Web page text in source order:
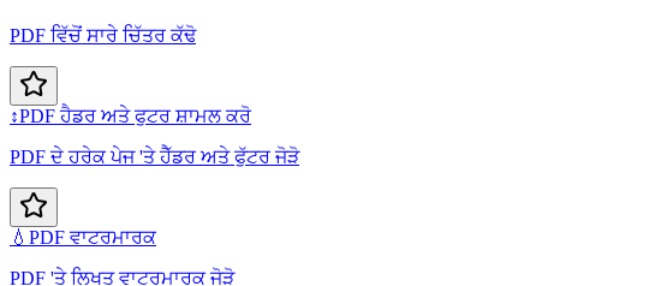
PDF ਵਿੱਚੋਂ ਸਾਰੇ ਚਿੱਤਰ ਕੱਢੋ
↕️PDF ਹੈਡਰ ਅਤੇ ਫੁਟਰ ਸ਼ਾਮਲ ਕਰੋ
PDF ਦੇ ਹਰੇਕ ਪੇਜ 'ਤੇ ਹੈੱਡਰ ਅਤੇ ਫੁੱਟਰ ਜੋੜੋ
💧 PDF ਵਾਟਰਮਾਰਕ
PDF 'ਤੇ ਲਿਖਤ ਵਾਟਰਮਾਰਕ ਜੋੜੋ